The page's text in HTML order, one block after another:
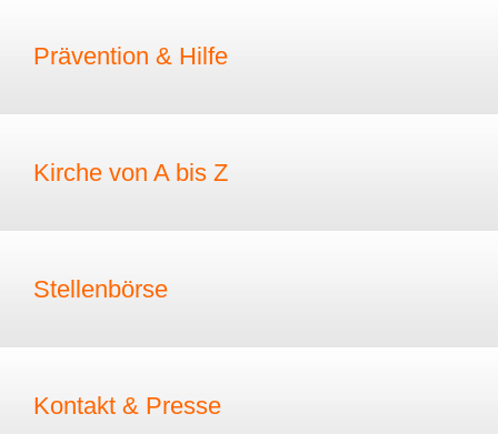
Prävention & Hilfe
Kirche von A bis Z
Stellenbörse
Kontakt & Presse